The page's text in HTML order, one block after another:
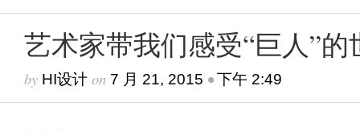
艺术家带我们感受“巨人”的
by HI设计 on 7 月 21, 2015 •下午 2:49